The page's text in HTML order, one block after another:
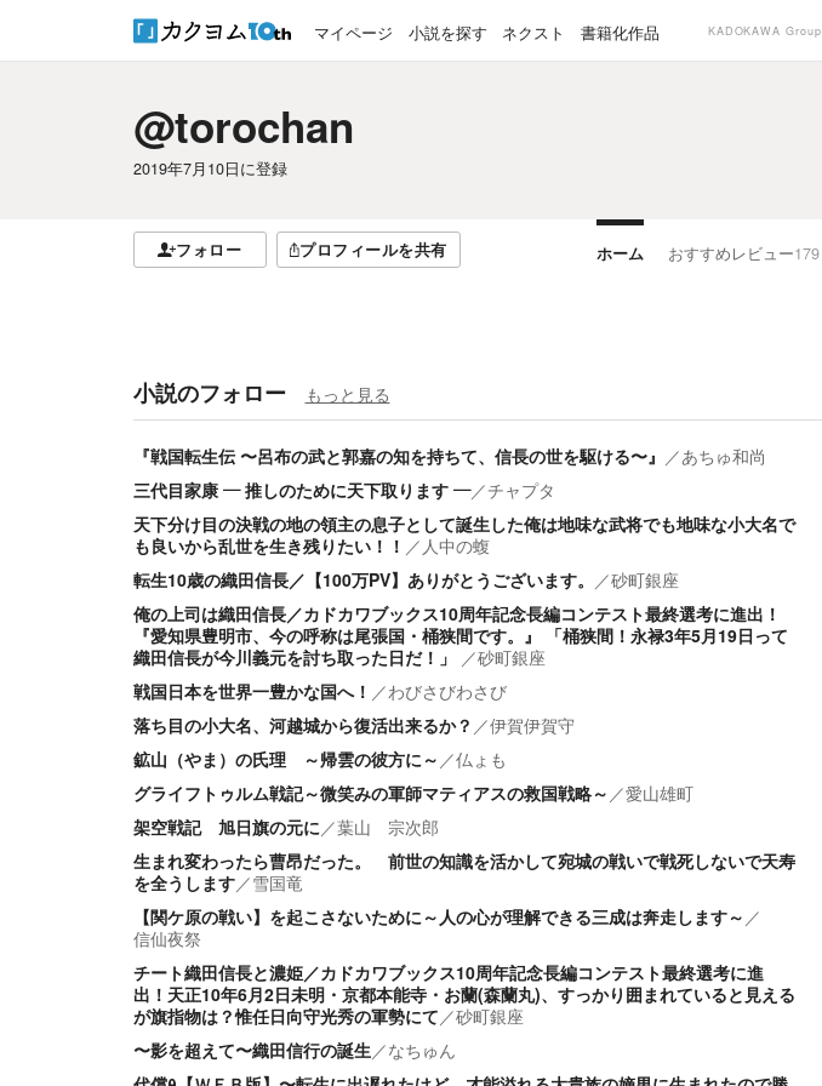
マイページ 小説を探す ネクスト 書籍化作品 KADOKAWA Group
@torochan
2019年7月10日に登録
フォロー プロフィールを共有 ホーム おすすめレビュー179
小説のフォロー もっと見る
『戦国転生伝 〜呂布の武と郭嘉の知を持ちて、信長の世を駆ける〜』 ／あちゅ和尚
三代目家康 ― 推しのために天下取ります ―／チャプタ
天下分け目の決戦の地の領主の息子として誕生した俺は地味な武将でも地味な小大名で
も良いから乱世を生き残りたい！！ ／ 人中の蝮
転生10歳の織田信長／【100万PV】ありがとうございます。 ／砂町銀座
俺の上司は織田信長／カドカワブックス10周年記念長編コンテスト最終選考に進出！
『愛知県豊明市、今の呼称は尾張国・桶狭間です。』 「桶狭間！永禄3年5月19日って
織田信長が今川義元を討ち取った日だ！」
／砂町銀座
戦国日本を世界一豊かな国へ！ ／わびさびわさび
落ち目の小大名、河越城から復活出来るか？ ／伊賀伊賀守
鉱山（やま）の氏理 ～帰雲の彼方に～ ／仏ょも
グライフトゥルム戦記～微笑みの軍師マティアスの救国戦略～ ／愛山雄町
架空戦記 旭日旗の元に／葉山 宗次郎
生まれ変わったら曹昂だった。 前世の知識を活かして宛城の戦いで戦死しないで天寿
を全うします／雪国竜
【関ケ原の戦い】を起こさないために～人の心が理解できる三成は奔走します～ ／
信仙夜祭
チート織田信長と濃姫／カドカワブックス10周年記念長編コンテスト最終選考に進
出！天正10年6月2日未明・京都本能寺・お蘭(森蘭丸)、すっかり囲まれていると見える
が旗指物は？惟任日向守光秀の軍勢にて／砂町銀座
〜影を超えて〜織田信行の誕生／なちゅん